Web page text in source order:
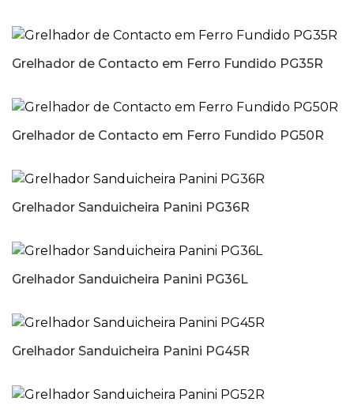
Grelhador de Contacto em Ferro Fundido PG35R
Grelhador de Contacto em Ferro Fundido PG50R
Grelhador Sanduicheira Panini PG36R
Grelhador Sanduicheira Panini PG36L
Grelhador Sanduicheira Panini PG45R